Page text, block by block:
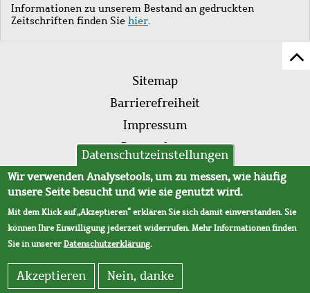
Informationen zu unserem Bestand an gedruckten
Zeitschriften finden Sie hier.
Fußleistenmenü
Sitemap
Barrierefreiheit
Impressum
Datenschutz
AVB
Datenschutzeinstellungen
Wir verwenden Analysetools, um zu messen, wie häufig
unsere Seite besucht und wie sie genutzt wird.
Mit dem Klick auf „Akzeptieren“ erklären Sie sich damit einverstanden. Sie
können Ihre Einwilligung jederzeit widerrufen. Mehr Informationen finden
Sie in unsererDatenschutzerklärung.
Akzeptieren Nein, danke